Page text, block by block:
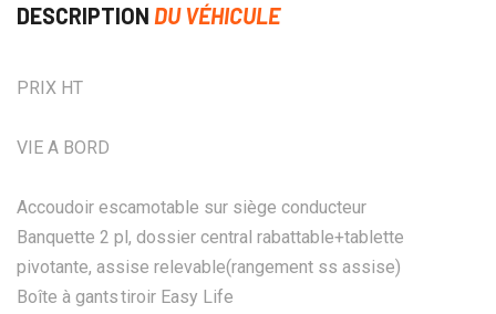
DESCRIPTION DU VÉHICULE
PRIX HT
VIE A BORD
Accoudoir escamotable sur siège conducteur
Banquette 2 pl, dossier central rabattable+tablette
pivotante, assise relevable(rangement ss assise)
Boîte à gants tiroir Easy Life